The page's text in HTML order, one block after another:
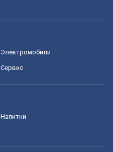
Электромобили
Сервис
Напитки